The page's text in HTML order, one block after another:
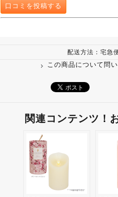
口コミを投稿する
配送方法：宅急
この商品について問
関連コンテンツ！